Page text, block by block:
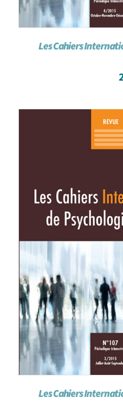
Les Cahiers
Les Cahiers